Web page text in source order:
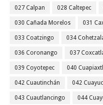
027 Calpan 028 Caltepec
030 Cañada Morelos 031
033 Coatzingo 034
036 Coronango 037
039 Coyotepec 040
042 Cuautinchán 042
043 Cuautlancingo 044